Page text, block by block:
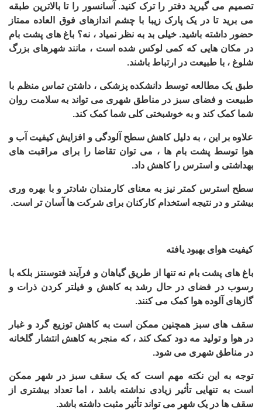
تصمیم می گیرید دفتر را ترک کنید. آسانسور را تا بالاترین طبقه
می برید تا در یک پارک زیبا با چشم اندازهای فوق العاده ممتاز
حضور داشته باشید. خیلی بد به نظر نمیاد ، نه؟ باغ های پشت بام
در مکان هایی که کمی لوکس شده است ، مانند شهرهای بزرگ
شلوغ ، با طبیعت در ارتباط باشند.
طبق یک مطالعه توسط دانشکده پزشکی ، داشتن تماس منظم با
طبیعت و فضای سبز در مناطق شهری می تواند به سلامت روان
شما کمک کند و به خوشبختی کلی شما کمک کند.
علاوه بر این ، به دلیل کاهش سطح آلودگی و افزایش کیفیت آب و
هوا توسط پشت بام ها ، می توان تقاضا را برای مراقبت های
بهداشتی و استرس را کاهش داد.
سطح استرس کمتر نیز به معنای کارمندان شادتر و با بهره وری
بیشتر و در نتیجه استخدام کارکنان برای شرکت ها آسان تر است.
کیفیت هوای بهبود یافته
باغ های پشت بام نه تنها از طریق گیاهان و فرآیند فتوسنتز بلکه با
رسوب در فضای در حال رشد به کاهش و فیلتر کردن ذرات و
گازهای آلوده هوا کمک می کنند.
سقف های سبز همچنین ممکن است به کاهش توزیع گرد و غبار
در هوا و تولید مه دود کمک کند ، که منجر به کاهش انتشار گلخانه
در مناطق شهری می شود.
توجه به این نکته مهم است که یک سقف سبز در شهر ممکن
است به تنهایی تأثیر زیادی نداشته باشد ، اما تعداد بیشتری از
سقف ها در یک شهر می تواند تأثیر مثبت داشته باشد.